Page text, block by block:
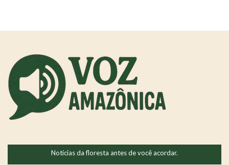
Notícias da floresta antes de você acordar.